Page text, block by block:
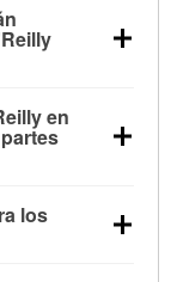
y
Engine”
en
tienda
en
en la
comprado
los